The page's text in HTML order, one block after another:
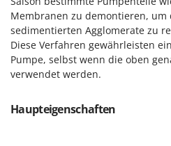
P
Palettengabeln für
Pelletpressen
Planierschilder für
Fontana Forni
Forest Master
Francini
Gardena
Membranen zu demontieren,
sedimentierten Agglomerate zu
Diese Verfahren gewährleisten
Pumpe, selbst wenn die oben
verwendet werden.
Haupteigenschaften